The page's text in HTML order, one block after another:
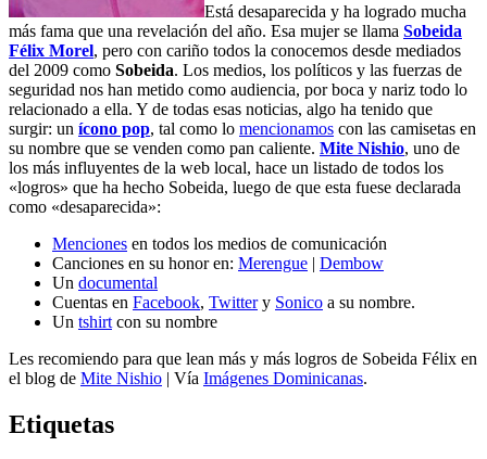
Está desaparecida y ha logrado mucha
más fama que una revelación del año. Esa mujer se llama Sobeida
Félix Morel, pero con cariño todos la conocemos desde mediados
del 2009 como Sobeida. Los medios, los políticos y las fuerzas de
seguridad nos han metido como audiencia, por boca y nariz todo lo
relacionado a ella. Y de todas esas noticias, algo ha tenido que
surgir: un ícono pop, tal como lo mencionamos con las camisetas en
su nombre que se venden como pan caliente. Mite Nishio, uno de
los más influyentes de la web local, hace un listado de todos los
«logros» que ha hecho Sobeida, luego de que esta fuese declarada
como «desaparecida»:
Menciones en todos los medios de comunicación
Canciones en su honor en: Merengue | Dembow
Un documental
Cuentas en Facebook, Twittery Sonico a su nombre.
Un tshirt con su nombre
Les recomiendo para que lean más y más logros de Sobeida Félix en
el blog de Mite Nishio | Vía Imágenes Dominicanas.
Etiquetas